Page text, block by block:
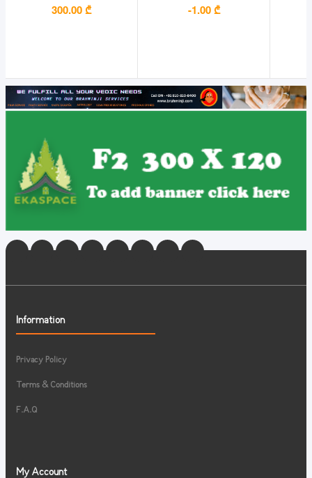
300.00 ₾ -1.00 ₾
Information
Privacy Policy
Terms & Conditions
F.A.Q
My Account